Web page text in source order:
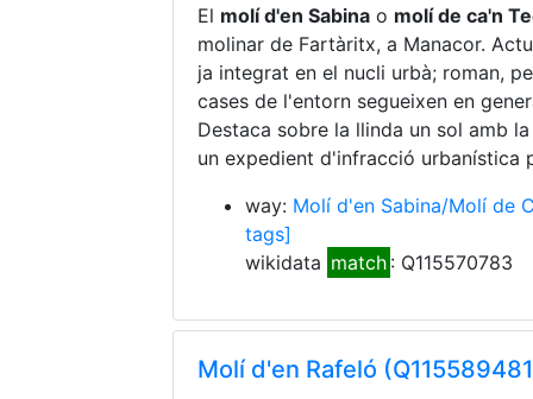
El molí d'en Sabina o molí de ca'n
molinar de Fartàritx, a Manacor.
ja integrat en el nucli urbà; roman,
cases de l'entorn segueixen en
Destaca sobre la llinda un sol amb
un expedient d'infracció urbanística
way: Molí d'en Sabina/Molí de
tags]
wikidata match : Q115570783
Molí d'en Rafeló